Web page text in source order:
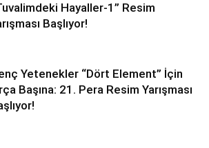
Hayaller-1” Resim
Başlıyor!
Yetenekler “Dört Element” İçin
Başına: 21. Pera Resim Yarışması